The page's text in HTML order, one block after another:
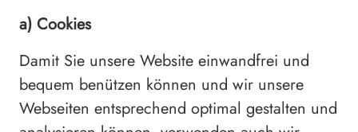
a) Cookies
Damit Sie unsere Website einwandfrei und
bequem benützen können und wir unsere
Webseiten entsprechend optimal gestalten und